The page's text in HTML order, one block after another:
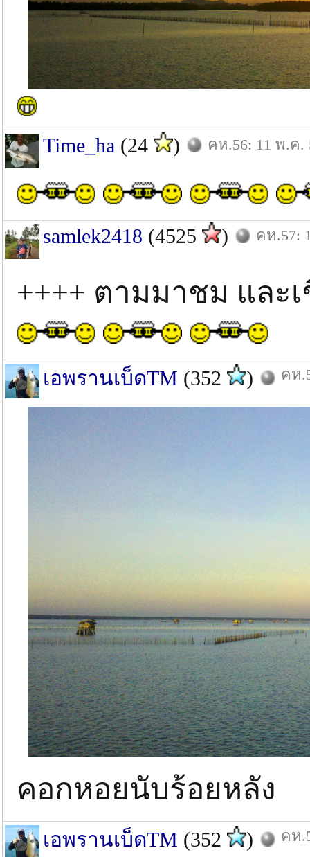
Time_ha (24 ) คห.56: 11 พ.ค.
samlek2418 (4525 ) คห.57:
++++ ตามมาชม และ
เอพรานเบ็ดTM (352 ) คห
คอกหอยนับร้อยหลัง
เอพรานเบ็ดTM (352 ) คห